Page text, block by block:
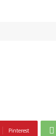
Pinterest